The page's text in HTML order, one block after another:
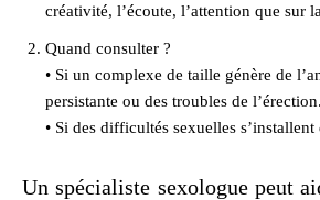
créativité, l’écoute, l’attention que sur
Quand consulter ?
• Si un complexe de taille génère de
persistante ou des troubles de l’érection.
• Si des difficultés sexuelles
Un spécialiste sexologue peut